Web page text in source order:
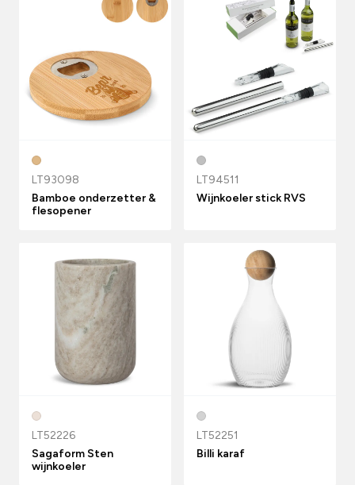
LT93098
Bamboe onderzetter &
flesopener
LT94511
Wijnkoeler stick RVS
LT52226
Sagaform Sten
wijnkoeler
LT52251
Billi karaf